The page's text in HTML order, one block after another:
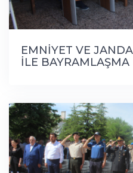
EMNİYET VE
İLE BAYRAMLAŞMA